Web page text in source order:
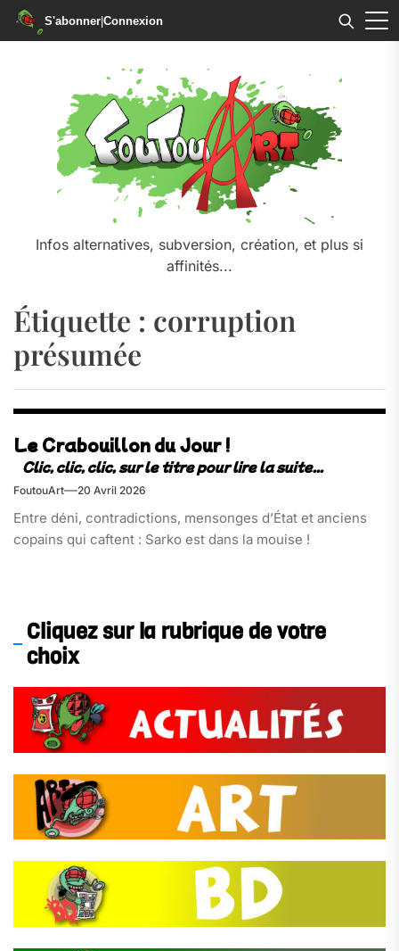
S'abonner|Connexion
Infos alternatives, subversion, création, et plus si
affinités...
Étiquette : corruption
présumée
Le Crabouillon du Jour !
FoutouArt 20 Avril 2026
Entre déni, contradictions, mensonges d’État et anciens
copains qui caftent : Sarko est dans la mouise !
Cliquez sur la rubrique de votre
choix